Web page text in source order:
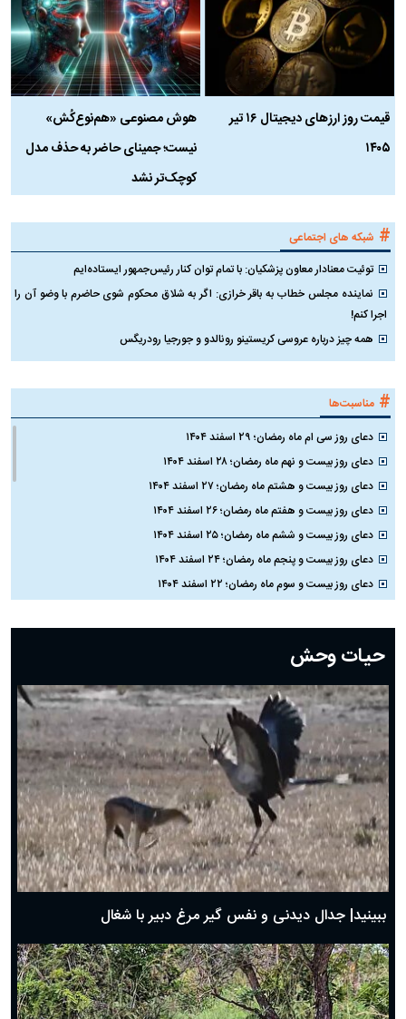
قیمت روز ارز‌های دیجیتال ۱۶ تیر
۱۴۰۵
هوش مصنوعی «هم‌نوع‌کُش»
نیست؛ جمینای حاضر به حذف مدل
کوچک‌تر نشد
# شبکه های اجتماعی
توئیت معنادار معاون پزشکیان: با تمام توان کنار رئیس‌جمهور ایستاده‌ایم
نماینده مجلس خطاب به باقر خرازی: اگر به شلاق محکوم شوی حاضرم با وضو آن را
اجرا کنم!
همه چیز درباره عروسی کریستینو رونالدو و جورجیا رودریگس
# مناسبت‌ها
دعای روز سی ام ماه رمضان؛ ۲۹ اسفند ۱۴۰۴
دعای روز بیست و نهم ماه رمضان؛ ۲۸ اسفند ۱۴۰۴
دعای روز بیست و هشتم ماه رمضان؛ ۲۷ اسفند ۱۴۰۴
دعای روز بیست و هفتم ماه رمضان؛ ۲۶ اسفند ۱۴۰۴
دعای روز بیست و ششم ماه رمضان؛ ۲۵ اسفند ۱۴۰۴
دعای روز بیست و پنجم ماه رمضان؛ ۲۴ اسفند ۱۴۰۴
دعای روز بیست و سوم ماه رمضان؛ ۲۲ اسفند ۱۴۰۴
دعای روز بیستم ماه رمضان؛ ۱۹ اسفند ۱۴۰۴
دعای روز هشتم ماه مبارک رمضان؛ ۷ اسفند ماه ۱۴۰۴
دعای روز هفتم ماه رمضان؛ ۶ اسفند ۱۴۰۴
دعای روز ششم ماه رمضان؛ ۵ اسفند ۱۴۰۴
دعای روز پنجم ماه رمضان؛ ۴ اسفند ۱۴۰۴
دعای روز چهارم ماه مبارک رمضان؛ ۳ اسفند ۱۴۰۴
دعای روز سوم ماه مبارک رمضان؛ ۱۴ اسفند ۱۴۰۴
دعای روز دوم ماه مبارک رمضان ۱ اسفند ماه ۱۴۰۴
دعای روز اول ماه مبارک رمضان، ۳۰ بهمن ۱۴۰۴
حضرت زینب(س) چگونه از دنیا رفت؟
بهترین پیامک تبریک روز پدر ۱۴۰۴؛ جملات زیبا و صمیمانه
حیات وحش
ببینید| جدال دیدنی و نفس گیر مرغ دبیر با شغال